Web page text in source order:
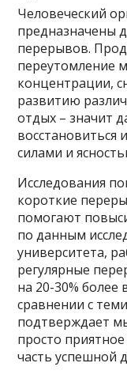
Человеческий
предназначены
перерывов.
переутомление
концентрации,
развитию
отдых – значит
восстановиться
силами и
Исследования
короткие
помогают
по данным
университета,
регулярные
на 20-30%
сравнении с
подтверждает
просто
часть успешной